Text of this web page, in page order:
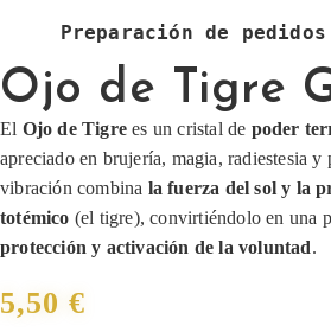
Preparación de
Ojo de Tigre
El Ojo de Tigre es un cristal de poder
apreciado en brujería, magia, radiestesia y
vibración combina la fuerza del sol y la
totémico (el tigre), convirtiéndolo en una
protección y activación de la voluntad.
5,50 €